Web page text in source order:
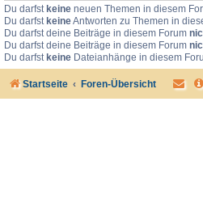
Du darfst keine neuen Themen in diesem
Du darfst keineAntworten zu Themen in
Du darfst deine Beiträge in diesem Forum
Du darfst deine Beiträge in diesem Forum
Du darfst keine Dateianhänge in diesem
Startseite Foren-Übersicht